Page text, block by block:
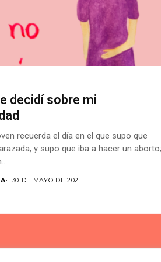
decidí sobre mi
recuerda el día en el que supo que
y supo que iba a hacer un aborto;
30 DE MAYO DE 2021